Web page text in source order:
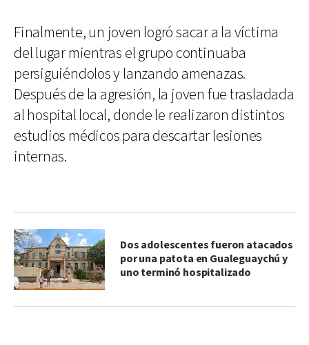
Finalmente, un joven logró sacar a la víctima
del lugar mientras el grupo continuaba
persiguiéndolos y lanzando amenazas.
Después de la agresión, la joven fue trasladada
al hospital local, donde le realizaron distintos
estudios médicos para descartar lesiones
internas.
Dos adolescentes fueron atacados
por una patota en Gualeguaychú y
uno terminó hospitalizado